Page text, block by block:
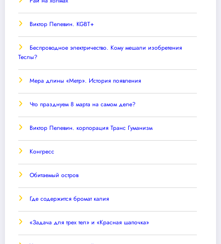
Виктор Пелевин. KGBT+
Беспроводное электричество. Кому мешали изобретения
Теслы?
Мера длины «Метр». История появления
Что празднуем 8 марта на самом деле?
Виктор Пелевин. корпорация Транс Гуманизм
Конгресс
Обитаемый остров
Где содержится бромат калия
«Задача для трех тел» и «Красная шапочка»